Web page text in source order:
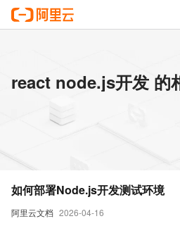
react node.js开发 的
阿里云文档 2026-04-16
如何部署Node.js开发测试环境